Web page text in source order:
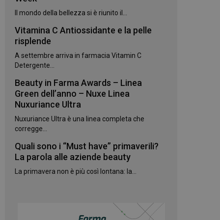
Il mondo della bellezza si è riunito il...
Vitamina C Antiossidante e la pelle
risplende
A settembre arriva in farmacia Vitamin C
Detergente...
Beauty in Farma Awards – Linea
Green dell’anno – Nuxe Linea
Nuxuriance Ultra
Nuxuriance Ultra è una linea completa che
corregge...
Quali sono i “Must have” primaverili?
La parola alle aziende beauty
La primavera non è più così lontana: la...
sul linguaggio
utilizzato per
Normalmente
il modo in cui
il sito, ma un
di accesso per un
Universal
del
da
per distinguere
in modo
È incluso in ogni
per calcolare i
i rapporti di
Analytics per